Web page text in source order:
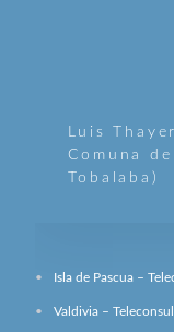
Luis
Comuna
Tobalaba)
Isla de Pascua –
Valdivia –